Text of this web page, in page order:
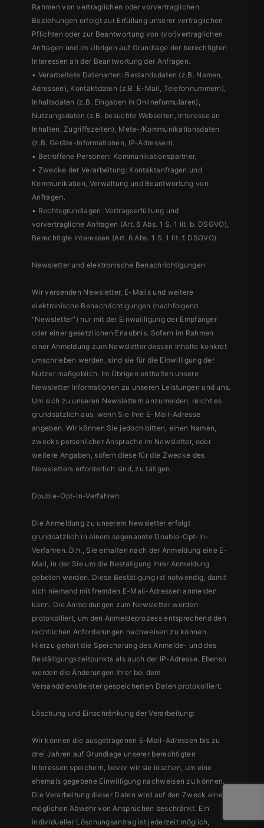
Rahmen von vertraglichen oder vorvertraglichen
Beziehungen erfolgt zur Erfüllung unserer vertraglichen
Pflichten oder zur Beantwortung von (vor)vertraglichen
Anfragen und im Übrigen auf Grundlage der berechtigten
Interessen an der Beantwortung der Anfragen.
• Verarbeitete Datenarten: Bestandsdaten (z.B. Namen,
Adressen), Kontaktdaten (z.B. E-Mail, Telefonnummern),
Inhaltsdaten (z.B. Eingaben in Onlineformularen),
Nutzungsdaten (z.B. besuchte Webseiten, Interesse an
Inhalten, Zugriffszeiten), Meta-/Kommunikationsdaten
(z.B. Geräte-Informationen, IP-Adressen).
• Betroffene Personen: Kommunikationspartner.
• Zwecke der Verarbeitung: Kontaktanfragen und
Kommunikation, Verwaltung und Beantwortung von
Anfragen.
• Rechtsgrundlagen: Vertragserfüllung und
vorvertragliche Anfragen (Art. 6 Abs. 1 S. 1 lit. b. DSGVO),
Berechtigte Interessen (Art. 6 Abs. 1 S. 1 lit. f. DSGVO).
Newsletter und elektronische Benachrichtigungen
Wir versenden Newsletter, E-Mails und weitere
elektronische Benachrichtigungen (nachfolgend
"Newsletter“) nur mit der Einwailligung der Empfänger
oder einer gesetzlichen Erlaubnis. Sofern im Rahmen
einer Anmeldung zum Newsletter dessen Inhalte konkret
umschrieben werden, sind sie für die Einwilligung der
Nutzer maßgeblich. Im Übrigen enthalten unsere
Newsletter Informationen zu unseren Leistungen und uns.
Um sich zu unseren Newslettern anzumelden, reicht es
grundsätzlich aus, wenn Sie Ihre E-Mail-Adresse
angeben. Wir können Sie jedoch bitten, einen Namen,
zwecks persönlicher Ansprache im Newsletter, oder
weitere Angaben, sofern diese für die Zwecke des
Newsletters erforderlich sind, zu tätigen.
Double-Opt-In-Verfahren:
Die Anmeldung zu unserem Newsletter erfolgt
grundsätzlich in einem sogenannte Double-Opt-In-
Verfahren. D.h., Sie erhalten nach der Anmeldung eine E-
Mail, in der Sie um die Bestätigung Ihrer Anmeldung
gebeten werden. Diese Bestätigung ist notwendig, damit
sich niemand mit fremden E-Mail-Adressen anmelden
kann. Die Anmeldungen zum Newsletter werden
protokolliert, um den Anmeldeprozess entsprechend den
rechtlichen Anforderungen nachweisen zu können.
Hierzu gehört die Speicherung des Anmelde- und des
Bestätigungszeitpunkts als auch der IP-Adresse. Ebenso
werden die Änderungen Ihrer bei dem
Versanddienstleister gespeicherten Daten protokolliert.
Löschung und Einschränkung der Verarbeitung:
Wir können die ausgetragenen E-Mail-Adressen bis zu
drei Jahren auf Grundlage unserer berechtigten
Interessen speichern, bevor wir sie löschen, um eine
ehemals gegebene Einwilligung nachweisen zu können.
Die Verarbeitung dieser Daten wird auf den Zweck einer
möglichen Abwehr von Ansprüchen beschränkt. Ein
individueller Löschungsantrag ist jederzeit möglich,